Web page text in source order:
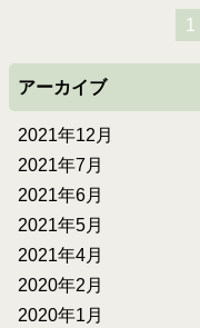
1
アーカイブ
2021年12月
2021年7月
2021年6月
2021年5月
2021年4月
2020年2月
2020年1月